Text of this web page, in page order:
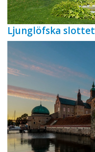
Ljunglöfska slottet